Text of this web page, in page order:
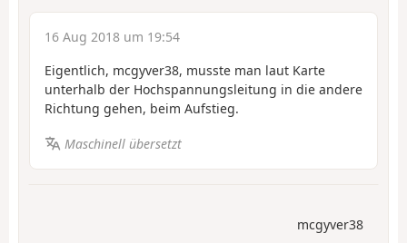
16 Aug 2018 um 19:54
Eigentlich, mcgyver38, musste man laut Karte
unterhalb der Hochspannungsleitung in die andere
Richtung gehen, beim Aufstieg.
Maschinell übersetzt
mcgyver38